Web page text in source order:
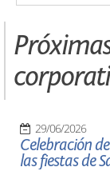
29/06/2026
Celebración
las fiestas de